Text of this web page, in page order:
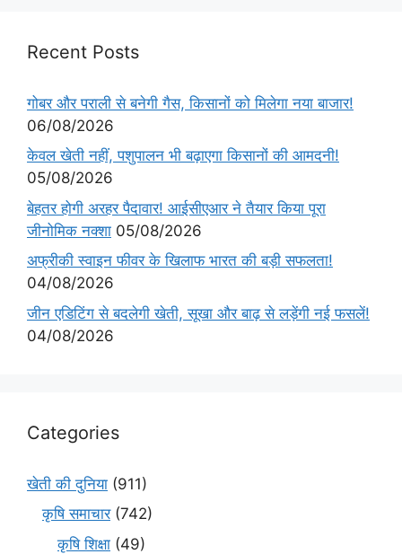
Recent Posts
गोबर और पराली से बनेगी गैस, किसानों को मिलेगा नया बाजार!
06/08/2026
केवल खेती नहीं, पशुपालन भी बढ़ाएगा किसानों की आमदनी!
05/08/2026
बेहतर होगी अरहर पैदावार! आईसीएआर ने तैयार किया पूरा
जीनोमिक नक्शा 05/08/2026
अफ्रीकी स्वाइन फीवर के खिलाफ भारत की बड़ी सफलता!
04/08/2026
जीन एडिटिंग से बदलेगी खेती, सूखा और बाढ़ से लड़ेंगी नई फसलें!
04/08/2026
Categories
खेती की दुनिया (911)
कृषि समाचार(742)
कृषि शिक्षा (49)